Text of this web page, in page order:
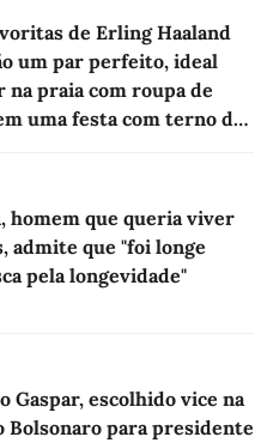
de Erling Haaland
um par perfeito, ideal
na praia com roupa de
uma festa com terno de
homem que queria viver
admite que "foi longe
pela longevidade"
Gaspar, escolhido vice na
Bolsonaro para presidente